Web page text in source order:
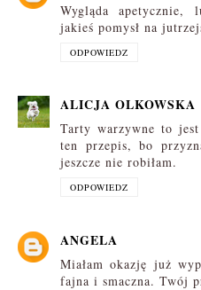
Wygląda
jakieś pomysł na
ODPOWIEDZ
ALICJA OLKOWSKA
Tarty warzywne to
ten przepis, bo
jeszcze nie robiłam.
ODPOWIEDZ
ANGELA
Miałam okazję już
fajna i smaczna. Twój